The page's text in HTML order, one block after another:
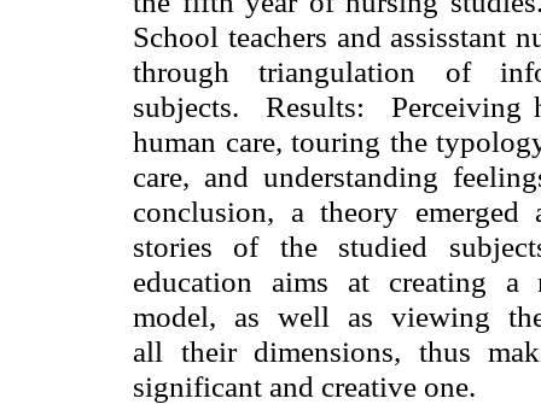
School teachers and assisstant
through triangulation of
subjects. Results: Perceiving
human care, touring the
care, and understanding
conclusion, a theory
stories of the studied
education aims at creating a
model, as well as viewing
all their dimensions, thus
significant and creative one.